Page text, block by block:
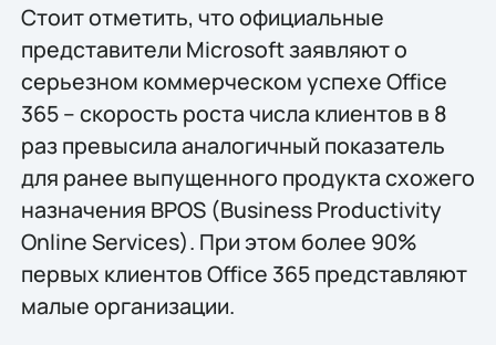
Стоит отметить, что официальные
представители Microsoft заявляют о
серьезном коммерческом успехе Office
365 – скорость роста числа клиентов в 8
раз превысила аналогичный показатель
для ранее выпущенного продукта схожего
назначения BPOS (Business Productivity
Online Services). При этом более 90%
первых клиентов Office 365 представляют
малые организации.